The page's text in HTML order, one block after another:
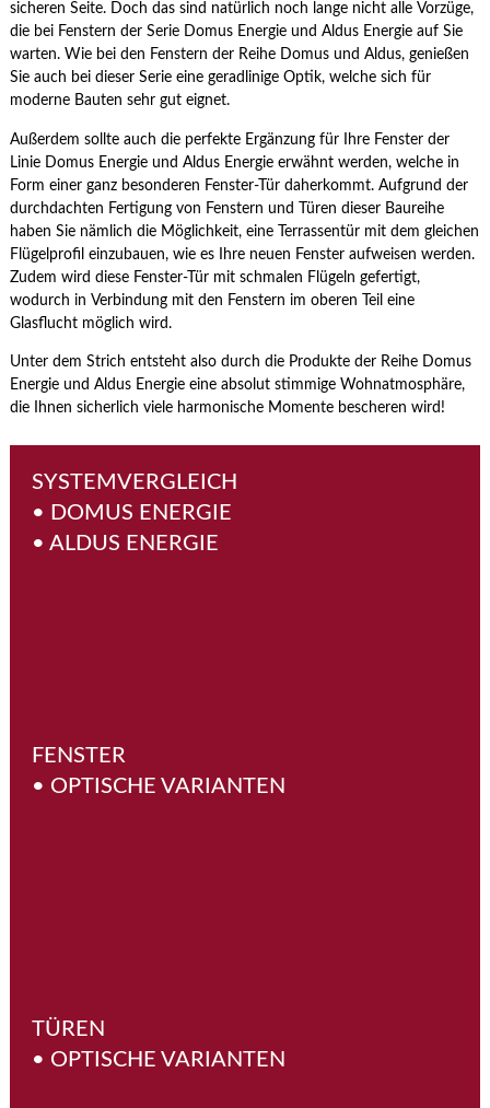
sicheren Seite. Doch das sind natürlich noch lange nicht alle Vorzüge,
die bei Fenstern der Serie Domus Energie und Aldus Energie auf Sie
warten. Wie bei den Fenstern der Reihe Domus und Aldus, genießen
Sie auch bei dieser Serie eine geradlinige Optik, welche sich für
moderne Bauten sehr gut eignet.
Außerdem sollte auch die perfekte Ergänzung für Ihre Fenster der
Linie Domus Energie und Aldus Energie erwähnt werden, welche in
Form einer ganz besonderen Fenster-Tür daherkommt. Aufgrund der
durchdachten Fertigung von Fenstern und Türen dieser Baureihe
haben Sie nämlich die Möglichkeit, eine Terrassentür mit dem gleichen
Flügelprofil einzubauen, wie es Ihre neuen Fenster aufweisen werden.
Zudem wird diese Fenster-Tür mit schmalen Flügeln gefertigt,
wodurch in Verbindung mit den Fenstern im oberen Teil eine
Glasflucht möglich wird.
Unter dem Strich entsteht also durch die Produkte der Reihe Domus
Energie und Aldus Energie eine absolut stimmige Wohnatmosphäre,
die Ihnen sicherlich viele harmonische Momente bescheren wird!
SYSTEMVERGLEICH
• DOMUS ENERGIE
• ALDUS ENERGIE
FENSTER
• OPTISCHE VARIANTEN
TÜREN
• OPTISCHE VARIANTEN